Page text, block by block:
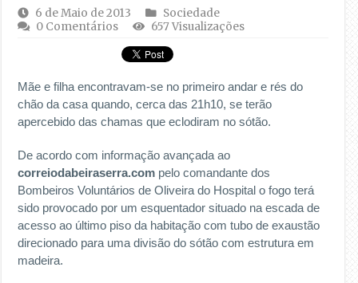
6 de Maio de 2013
Sociedade
0 Comentários
657 Visualizações
Mãe e filha encontravam-se no primeiro andar e rés do
chão da casa quando, cerca das 21h10, se terão
apercebido das chamas que eclodiram no sótão.
De acordo com informação avançada ao
correiodabeiraserra.com pelo comandante dos
Bombeiros Voluntários de Oliveira do Hospital o fogo terá
sido provocado por um esquentador situado na escada de
acesso ao último piso da habitação com tubo de exaustão
direcionado para uma divisão do sótão com estrutura em
madeira.